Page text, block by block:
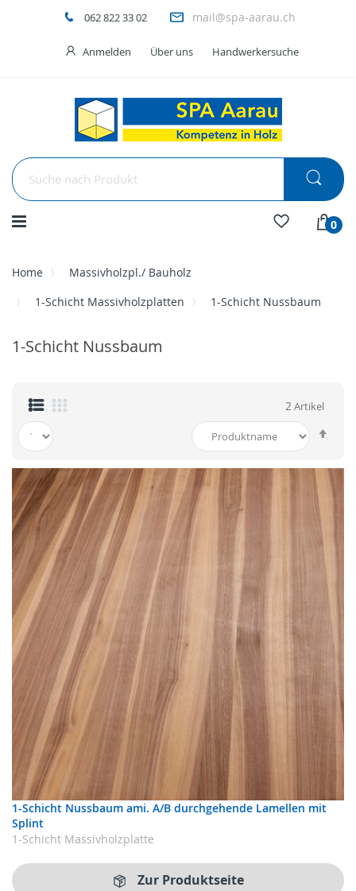
062 822 33 02 mail@spa-aarau.ch
Anmelden Über uns Handwerkersuche
Menü
0
Home
Massivholzpl./ Bauholz
1-Schicht Massivholzplatten
1-Schicht Nussbaum
1-Schicht Nussbaum
2 Artikel
1-Schicht Nussbaum ami. A/B durchgehende Lamellen mit
Splint
1-Schicht Massivholzplatte
Zur Produktseite